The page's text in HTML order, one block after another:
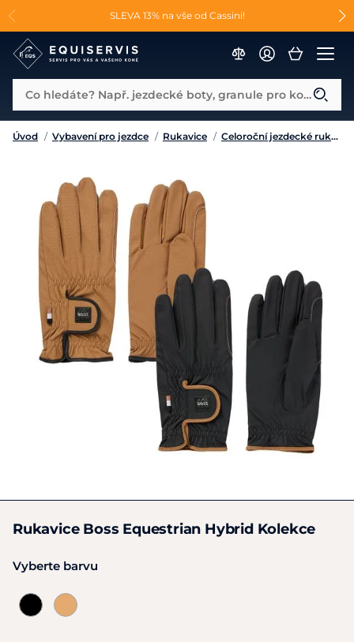
SLEVA 13% na vše od Cassini!
😮 CRAZY SLEVY AŽ 70% 😮
📐Pasování a doplňky k vybraným sedlům ZDARMA 🐴
Co hledáte? Např. jezdecké boty, granule pro koně...
Úvod / Vybavení pro jezdce / Rukavice / Celoroční jezdecké rukavice
Rukavice Boss Equestrian Hybrid Kolekce
Vyberte barvu